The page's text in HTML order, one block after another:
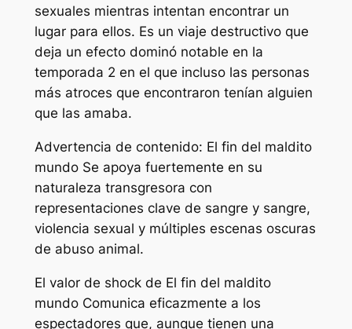
sexuales mientras intentan encontrar un
lugar para ellos. Es un viaje destructivo que
deja un efecto dominó notable en la
temporada 2 en el que incluso las personas
más atroces que encontraron tenían alguien
que las amaba.
Advertencia de contenido: El fin del maldito
mundoSe apoya fuertemente en su
naturaleza transgresora con
representaciones clave de sangre y sangre,
violencia sexual y múltiples escenas oscuras
de abuso animal.
El valor de shock de El fin del maldito
mundo Comunica eficazmente a los
espectadores que, aunque tienen una